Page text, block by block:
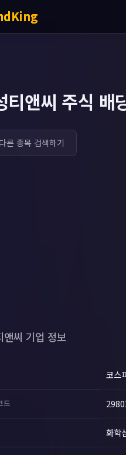
티앤씨 주식 배
른 종목 검색하기
앤씨 기업 정보
코스
드
화학